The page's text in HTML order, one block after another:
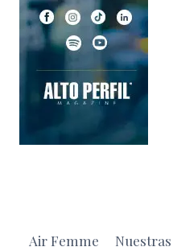
Air Femme